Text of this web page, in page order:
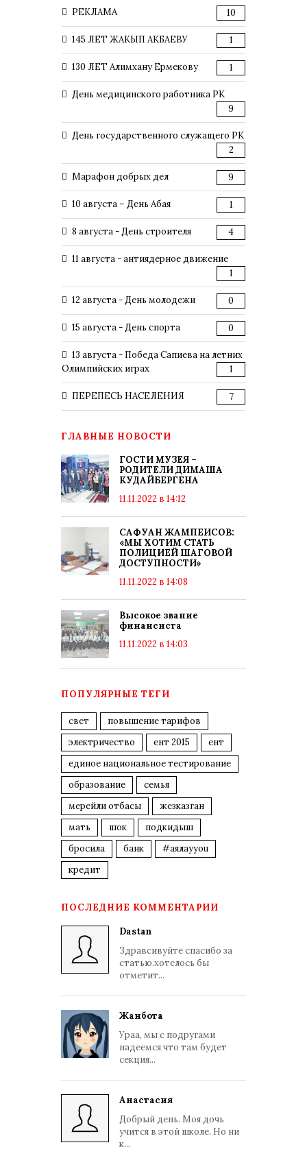
РЕКЛАМА 10
145 ЛЕТ ЖАКЫП АКБАЕВУ 1
130 ЛЕТ Алимхану Ермекову 1
День медицинского работника РК
9
День государственного служащего РК
2
Марафон добрых дел 9
10 августа – День Абая 1
8 августа - День строителя 4
11 августа - антиядерное движение
1
12 августа - День молодежи 0
15 августа - День спорта 0
13 августа - Победа Сапиева на летних
Олимпийских играх
1
ПЕРЕПЕСЬ НАСЕЛЕНИЯ 7
ГЛАВНЫЕ НОВОСТИ
ГОСТИ МУЗЕЯ –
РОДИТЕЛИ ДИМАША
КУДАЙБЕРГЕНА
11.11.2022 в 14:12
САФУАН ЖАМПЕИСОВ:
«МЫ ХОТИМ СТАТЬ
ПОЛИЦИЕЙ ШАГОВОЙ
ДОСТУПНОСТИ»
11.11.2022 в 14:08
Высокое звание
финансиста
11.11.2022 в 14:03
ПОПУЛЯРНЫЕ ТЕГИ
свет
повышение тарифов
электричество
ент 2015
ент
единое национальное тестирование
образование
семья
мерейли отбасы
жезказган
мать
шок
подкидыш
бросила
банк
#аялауyou
кредит
ПОСЛЕДНИЕ КОММЕНТАРИИ
Dastan
Здравсивуйте спасибо за
статью.хотелось бы
отметит...
Жанбота
Ураа, мы с подругами
надеемся что там будет
секция...
Анастасия
Добрый день. Моя дочь
учится в этой школе. Но ни
к...